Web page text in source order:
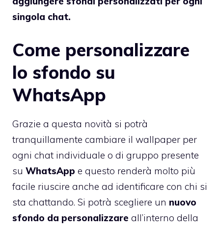
singola chat.
Come personalizzare
lo sfondo su
WhatsApp
Grazie a questa novità si potrà
tranquillamente cambiare il wallpaper per
ogni chat individuale o di gruppo presente
su WhatsApp e questo renderà molto più
facile riuscire anche ad identificare con chi si
sta chattando. Si potrà scegliere un nuovo
sfondo da personalizzare all’interno della